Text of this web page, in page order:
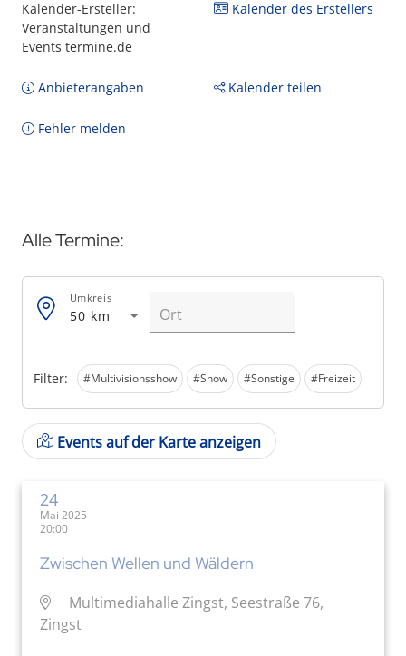
Kalender-Ersteller:
Veranstaltungen und
Events termine.de
Kalender des Erstellers
Anbieterangaben Kalender teilen
Fehler melden
Alle Termine:
Filter: #Multivisionsshow #Show #Sonstige #Freizeit
50 km
Umkreis
Events auf der Karte anzeigen
24
Mai 2025
20:00
Zwischen Wellen und Wäldern
Multimediahalle Zingst, Seestraße 76,
Zingst